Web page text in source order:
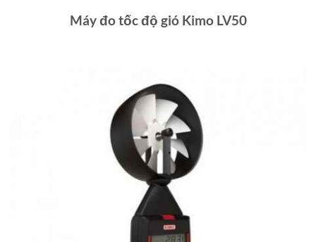
Máy đo tốc độ gió Kimo LV50